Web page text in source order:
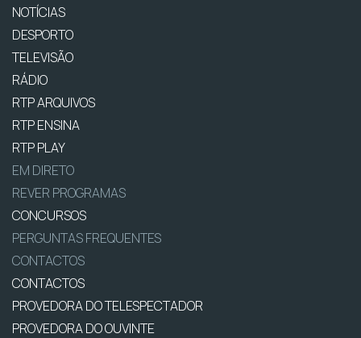
NOTÍCIAS
DESPORTO
TELEVISÃO
RÁDIO
RTP ARQUIVOS
RTP ENSINA
RTP PLAY
EM DIRETO
REVER PROGRAMAS
CONCURSOS
PERGUNTAS FREQUENTES
CONTACTOS
CONTACTOS
PROVEDORA DO TELESPECTADOR
PROVEDORA DO OUVINTE